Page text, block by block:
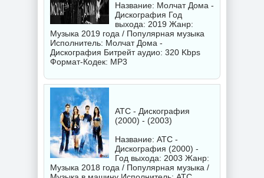
Название: Молчат Дома -
Дискография Год
выхода: 2019 Жанр:
Музыка 2019 года / Популярная музыка
Исполнитель: Молчат Дома -
Дискография Битрейт аудио: 320 Kbps
Формат-Кодек: MP3
ATC - Дискография
(2000) - (2003)
Название: ATC -
Дискография (2000) -
Год выхода: 2003 Жанр:
Музыка 2018 года / Популярная музыка /